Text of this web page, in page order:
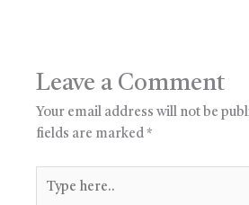
Leave a Comment
Your email address will not be
fields are marked *
here..